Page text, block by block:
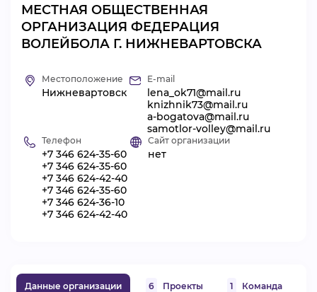
ВИДЕОКУРСЫ
МЕСТНАЯ ОБЩЕСТВЕННАЯ
ОРГАНИЗАЦИЯ ФЕДЕРАЦИЯ
ВОЛЕЙБОЛА Г. НИЖНЕВАРТОВСКА
Местоположение
Нижневартовск
E-mail
lena_ok71@mail.ru
knizhnik73@mail.ru
a-bogatova@mail.ru
samotlor-volley@mail.ru
Телефон
+7 346 624-35-60
+7 346 624-35-60
+7 346 624-42-40
+7 346 624-35-60
+7 346 624-36-10
+7 346 624-42-40
Сайт организации
нет
Данные организации 6 Проекты 1 Команда